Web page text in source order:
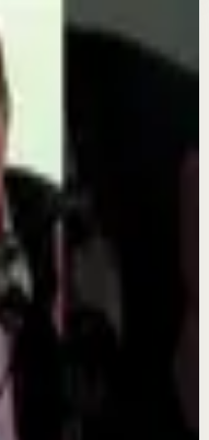
este consejo del
claras te estanca?